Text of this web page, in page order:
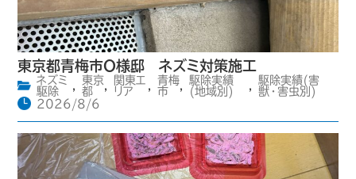
東京都青梅市O様邸 ネズミ対策施工
ネズミ
駆除
,
東京
都
,
関東エ
リア
,
青梅
市
,
駆除実績
(地域別)
,
駆除実績(害
獣・害虫別)
2026/8/6